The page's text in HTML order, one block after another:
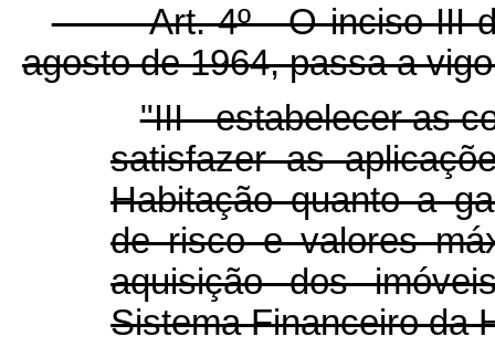
Art. 4º O inciso III do
agosto de 1964, passa a
"III - estabelecer as
satisfazer as
Habitação quanto a
de risco e valores
aquisição dos
Sistema Financeiro da